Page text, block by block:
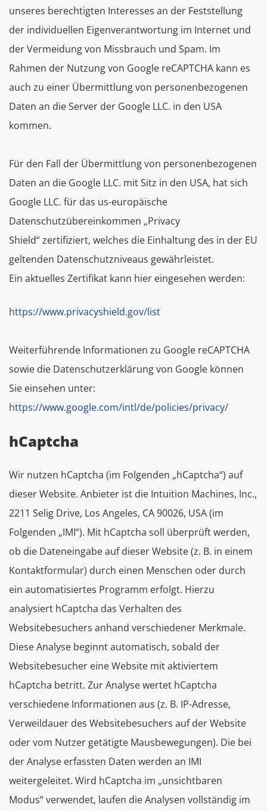
unseres berechtigten Interesses an der Feststellung
der individuellen Eigenverantwortung im Internet und
der Vermeidung von Missbrauch und Spam. Im
Rahmen der Nutzung von Google reCAPTCHA kann es
auch zu einer Übermittlung von personenbezogenen
Daten an die Server der Google LLC. in den USA
kommen.
Für den Fall der Übermittlung von personenbezogenen
Daten an die Google LLC. mit Sitz in den USA, hat sich
Google LLC. für das us-europäische
Datenschutzübereinkommen „Privacy
Shield“ zertifiziert, welches die Einhaltung des in der EU
geltenden Datenschutzniveaus gewährleistet.
Ein aktuelles Zertifikat kann hier eingesehen werden:
https://www.privacyshield.gov/list
Weiterführende Informationen zu Google reCAPTCHA
sowie die Datenschutzerklärung von Google können
Sie einsehen unter:
https://www.google.com/intl/de/policies/privacy/
hCaptcha
Wir nutzen hCaptcha (im Folgenden „hCaptcha“) auf
dieser Website. Anbieter ist die Intuition Machines, Inc.,
2211 Selig Drive, Los Angeles, CA 90026, USA (im
Folgenden „IMI“). Mit hCaptcha soll überprüft werden,
ob die Dateneingabe auf dieser Website (z. B. in einem
Kontaktformular) durch einen Menschen oder durch
ein automatisiertes Programm erfolgt. Hierzu
analysiert hCaptcha das Verhalten des
Websitebesuchers anhand verschiedener Merkmale.
Diese Analyse beginnt automatisch, sobald der
Websitebesucher eine Website mit aktiviertem
hCaptcha betritt. Zur Analyse wertet hCaptcha
verschiedene Informationen aus (z. B. IP-Adresse,
Verweildauer des Websitebesuchers auf der Website
oder vom Nutzer getätigte Mausbewegungen). Die bei
der Analyse erfassten Daten werden an IMI
weitergeleitet. Wird hCaptcha im „unsichtbaren
Modus“ verwendet, laufen die Analysen vollständig im